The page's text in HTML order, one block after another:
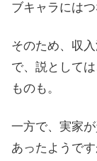
ブキャラには
そのため、収
で、説としては
ものも。
一方で、 実家
あったようで